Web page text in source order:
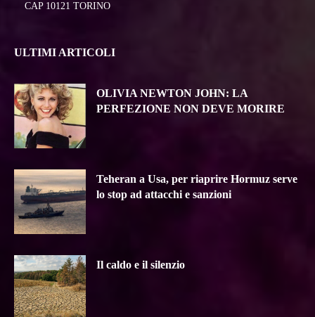
CAP 10121 TORINO
ULTIMI ARTICOLI
OLIVIA NEWTON JOHN: LA
PERFEZIONE NON DEVE MORIRE
Teheran a Usa, per riaprire Hormuz serve
lo stop ad attacchi e sanzioni
Il caldo e il silenzio